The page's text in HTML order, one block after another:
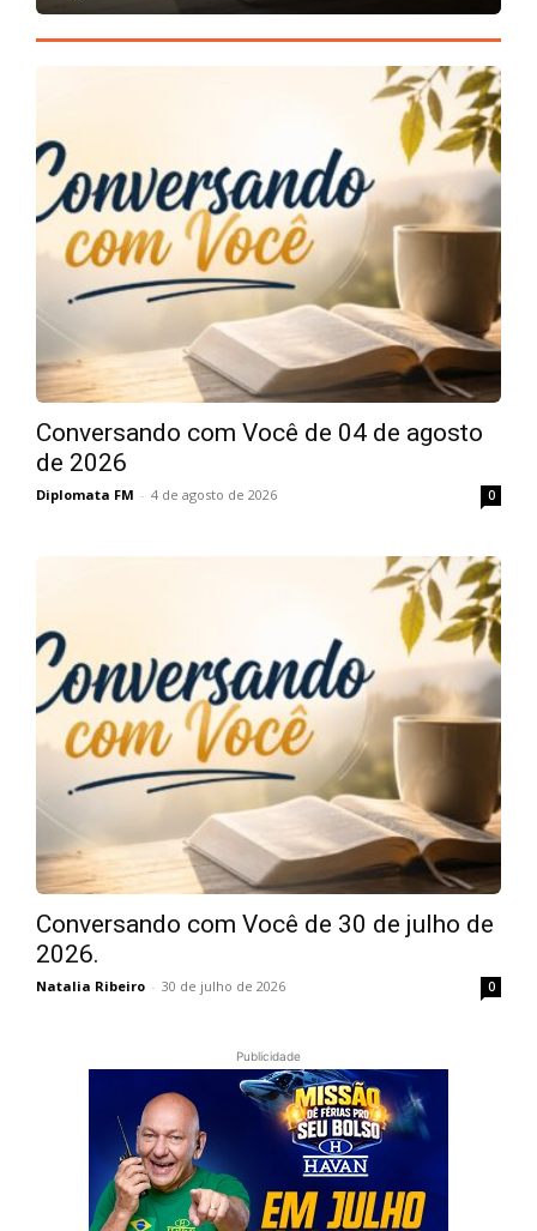
Conversando com Você de 04 de agosto
de 2026
Diplomata FM - 4 de agosto de 2026 0
Conversando com Você de 30 de julho de
2026.
Natalia Ribeiro - 30 de julho de 2026 0
Publicidade